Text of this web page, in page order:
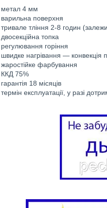
метал 4 мм
варильна поверхня
тривале тління 2-8 годин
двосекційна топка
регулювання горіння
швидке нагрівання — конвекція
жаростійке фарбування
ККД 75%
гарантія 18 місяців
термін експлуатації, у разі